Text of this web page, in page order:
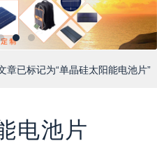
章已标记为“单晶硅太阳能电池片”
电池片